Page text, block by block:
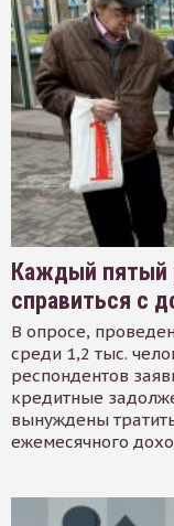
Каждый пятый
справиться с
В опросе,
среди 1,2 тыс.
респондентов
кредитные
вынуждены
ежемесячного